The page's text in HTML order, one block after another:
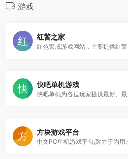
游戏
红警之家
快吧单机游戏
方块游戏平台